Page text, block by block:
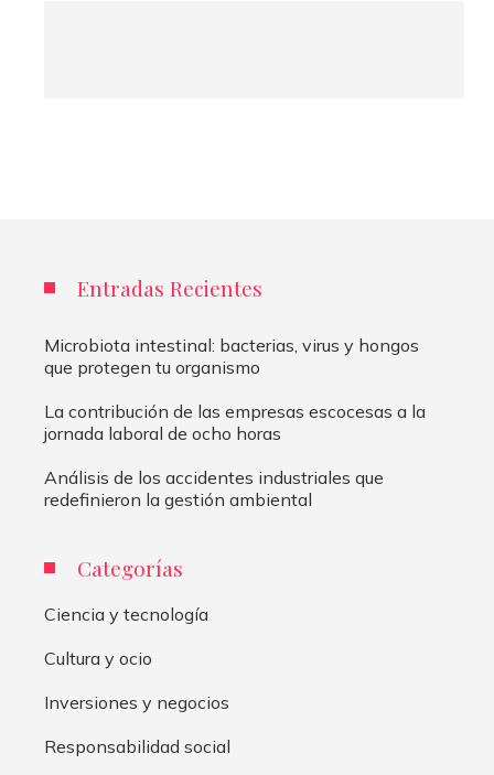
Entradas Recientes
Microbiota intestinal: bacterias, virus y hongos
que protegen tu organismo
La contribución de las empresas escocesas a la
jornada laboral de ocho horas
Análisis de los accidentes industriales que
redefinieron la gestión ambiental
Categorías
Ciencia y tecnología
Cultura y ocio
Inversiones y negocios
Responsabilidad social